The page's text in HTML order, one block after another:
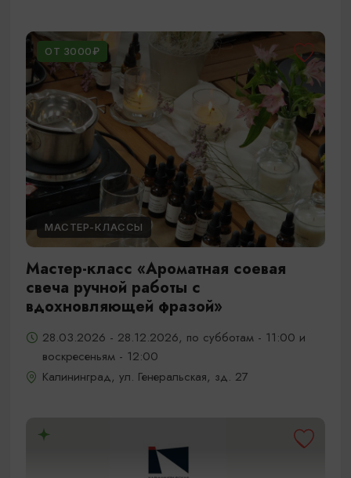
ОТ 3000₽
МАСТЕР-КЛАССЫ
Мастер-класс «Ароматная соевая
свеча ручной работы с
вдохновляющей фразой»
28.03.2026 - 28.12.2026, по субботам - 11:00 и
воскресеньям - 12:00
Калининград, ул. Генеральская, зд. 27